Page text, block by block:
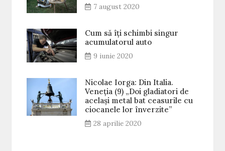
7 august 2020
Cum să îți schimbi singur
acumulatorul auto
9 iunie 2020
Nicolae Iorga: Din Italia.
Veneţia (9) „Doi gladiatori de
același metal bat ceasurile cu
ciocanele lor înverzite”
28 aprilie 2020